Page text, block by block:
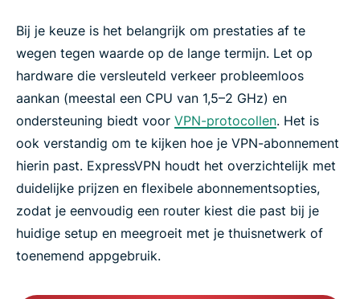
Bij je keuze is het belangrijk om prestaties af te
wegen tegen waarde op de lange termijn. Let op
hardware die versleuteld verkeer probleemloos
aankan (meestal een CPU van 1,5–2 GHz) en
ondersteuning biedt voor VPN-protocollen. Het is
ook verstandig om te kijken hoe je VPN-abonnement
hierin past. ExpressVPN houdt het overzichtelijk met
duidelijke prijzen en flexibele abonnementsopties,
zodat je eenvoudig een router kiest die past bij je
huidige setup en meegroeit met je thuisnetwerk of
toenemend appgebruik.